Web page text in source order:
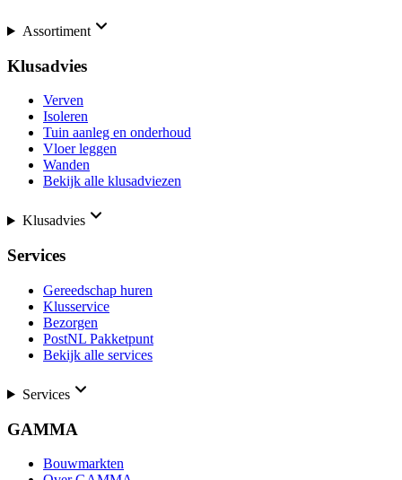
Assortiment
Klusadvies
Verven
Isoleren
Tuin aanleg en onderhoud
Vloer leggen
Wanden
Bekijk alle klusadviezen
Klusadvies
Services
Gereedschap huren
Klusservice
Bezorgen
PostNL Pakketpunt
Bekijk alle services
Services
GAMMA
Bouwmarkten